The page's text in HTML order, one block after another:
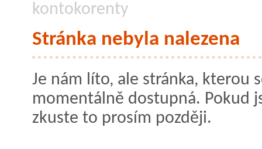
kontokorenty
Stránka nebyla nalezena
Je nám líto, ale stránka, kterou
momentálně dostupná. Pokud
zkuste to prosím později.